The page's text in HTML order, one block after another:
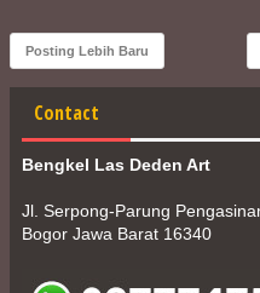
Posting Lebih Baru
Contact
Bengkel Las Deden Art
Jl. Serpong-Parung
Bogor Jawa Barat 16340